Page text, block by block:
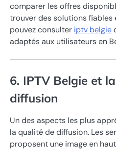
comparer les offres
trouver des solutions fiables
pouvez consulter iptv belgie
adaptés aux utilisateurs en
6. IPTV Belgie et
diffusion
Un des aspects les plus
la qualité de diffusion. Les
proposent une image en